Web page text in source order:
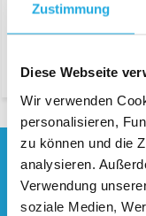
Zustimmung
Diese Webseite
Wir verwenden
personalisieren,
zu können und die
analysieren.
Verwendung
soziale Medien,
Keine Produkte
Brauchen Sie
Kontaktieren
Spezialisten